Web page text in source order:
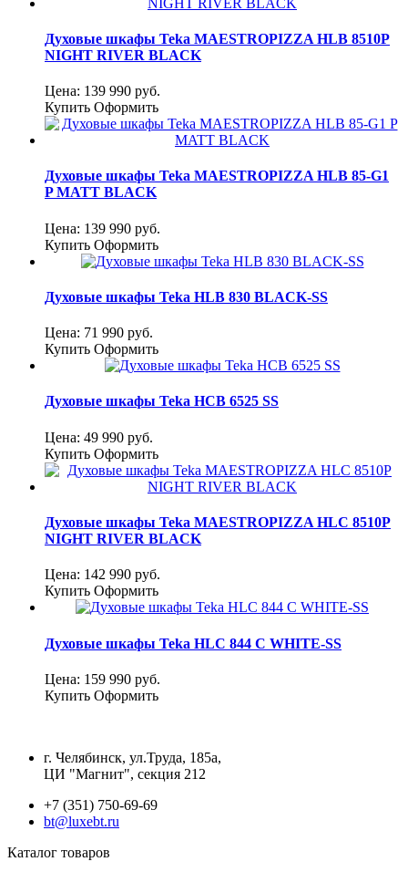
Духовые шкафы Teka MAESTROPIZZA HLB 8510P
NIGHT RIVER BLACK
Цена: 139 990 руб.
Купить Оформить
Духовые шкафы Teka MAESTROPIZZA HLB 85-G1
P MATT BLACK
Цена: 139 990 руб.
Купить Оформить
Духовые шкафы Teka HLB 830 BLACK-SS
Цена: 71 990 руб.
Купить Оформить
Духовые шкафы Teka HCB 6525 SS
Цена: 49 990 руб.
Купить Оформить
Духовые шкафы Teka MAESTROPIZZA HLC 8510P
NIGHT RIVER BLACK
Цена: 142 990 руб.
Купить Оформить
Духовые шкафы Teka HLC 844 C WHITE-SS
Цена: 159 990 руб.
Купить Оформить
г. Челябинск, ул.Труда, 185а,
ЦИ "Магнит", секция 212
+7 (351) 750-69-69
bt@luxebt.ru
Каталог товаров